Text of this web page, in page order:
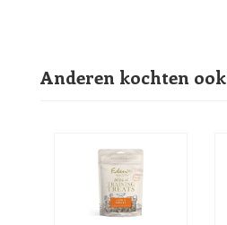
Anderen kochten ook